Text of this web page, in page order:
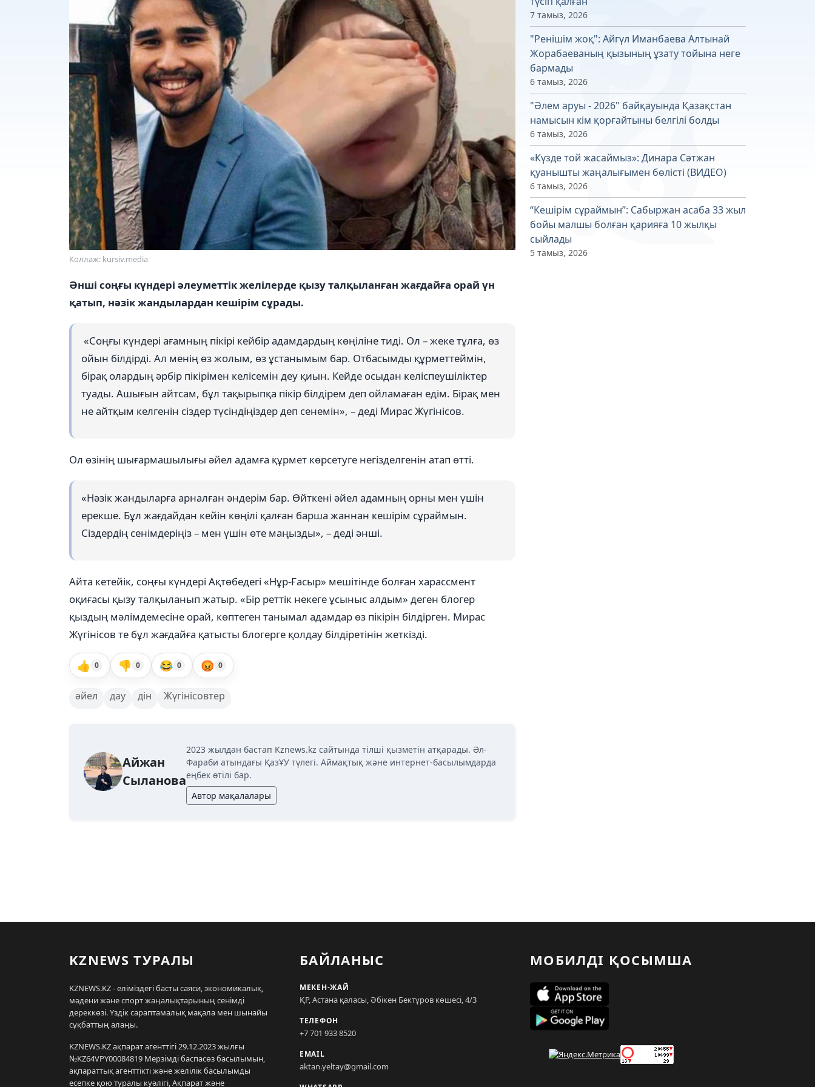
Коллаж: kursiv.media
Әнші соңғы күндері әлеуметтік желілерде қызу талқыланған жағдайға орай үн
қатып, нәзік жандылардан кешірім сұрады.
«Соңғы күндері ағамның пікірі кейбір адамдардың көңіліне тиді. Ол – жеке тұлға, өз
ойын білдірді. Ал менің өз жолым, өз ұстанымым бар. Отбасымды құрметтеймін,
бірақ олардың әрбір пікірімен келісемін деу қиын. Кейде осыдан келіспеушіліктер
туады. Ашығын айтсам, бұл тақырыпқа пікір білдірем деп ойламаған едім. Бірақ мен
не айтқым келгенін сіздер түсіндіңіздер деп сенемін», – деді Мирас Жүгінісов.
Ол өзінің шығармашылығы әйел адамға құрмет көрсетуге негізделгенін атап өтті.
«Нәзік жандыларға арналған әндерім бар. Өйткені әйел адамның орны мен үшін
ерекше. Бұл жағдайдан кейін көңілі қалған барша жаннан кешірім сұраймын.
Сіздердің сенімдеріңіз – мен үшін өте маңызды», – деді әнші.
Айта кетейік, соңғы күндері Ақтөбедегі «Нұр-Ғасыр» мешітінде болған харассмент
оқиғасы қызу талқыланып жатыр. «Бір реттік некеге ұсыныс алдым» деген блогер
қыздың мәлімдемесіне орай, көптеген танымал адамдар өз пікірін білдірген. Мирас
Жүгінісов те бұл жағдайға қатысты блогерге қолдау білдіретінін жеткізді.
👍 0 👎 0 😂 0 😡 0
әйел дау дін Жүгінісовтер
Айжан
Сыланова
2023 жылдан бастап Kznews.kz сайтында тілші қызметін атқарады. Әл-
Фараби атындағы ҚазҰУ түлегі. Аймақтық және интернет-басылымдарда
еңбек өтілі бар.
Автор мақалалары
7 тамыз, 2026
"Ренішім жоқ": Айгүл Иманбаева Алтынай
Жорабаеваның қызының ұзату тойына неге
бармады
6 тамыз, 2026
"Әлем аруы - 2026" байқауында Қазақстан
намысын кім қорғайтыны белгілі болды
6 тамыз, 2026
«Күзде той жасаймыз»: Динара Сәтжан
қуанышты жаңалығымен бөлісті (ВИДЕО)
6 тамыз, 2026
“Кешірім сұраймын”: Сабыржан асаба 33 жыл
бойы малшы болған қарияға 10 жылқы
сыйлады
5 тамыз, 2026
KZNEWS ТУРАЛЫ
KZNEWS.KZ - еліміздегі басты саяси, экономикалық,
мәдени және спорт жаңалықтарының сенімді
дереккөзі. Үздік сараптамалық мақала мен шынайы
сұқбаттың алаңы.
KZNEWS.KZ ақпарат агенттігі 29.12.2023 жылғы
№KZ64VPY00084819 Мерзімді баспасөз басылымын,
ақпараттық агенттікті және желілік басылымды
есепке қою туралы куәлігі, Ақпарат және
БАЙЛАНЫС
МЕКЕН-ЖАЙ
ҚР, Астана қаласы, Әбікен Бектұров көшесі, 4/3
ТЕЛЕФОН
+7 701 933 8520
EMAIL
aktan.yeltay@gmail.com
МОБИЛДІ ҚОСЫМША